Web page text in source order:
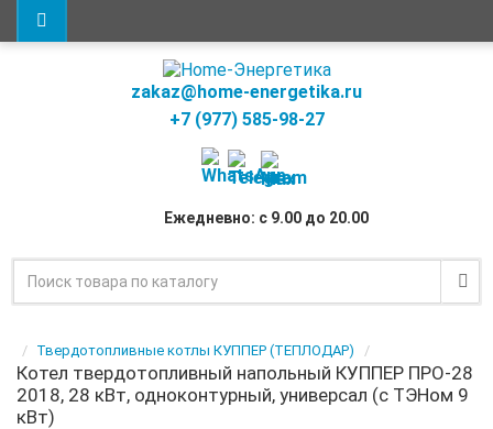
zakaz@home-energetika.ru
+7 (977) 585-98-27
Ежедневно: с 9.00 до 20.00
Твердотопливные котлы КУППЕР (ТЕПЛОДАР)
Котел твердотопливный напольный КУППЕР ПРО-28
2018, 28 кВт, одноконтурный, универсал (с ТЭНом 9
кВт)